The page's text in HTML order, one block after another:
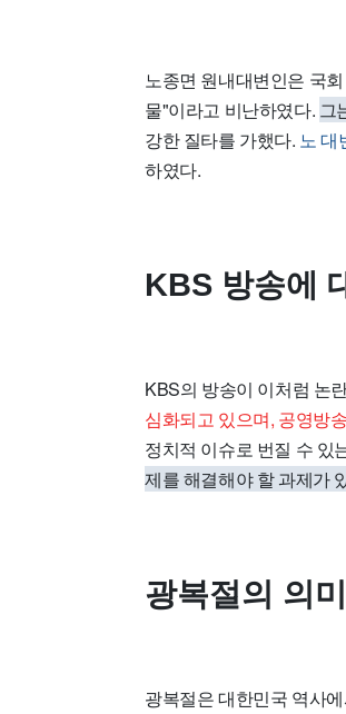
노종면 원내대변인은 국
물"이라고 비난하였다. 그
강한 질타를 가했다. 노 대
하였다.
KBS 방송에
KBS의 방송이 이처럼 논
심화되고 있으며, 공영방
정치적 이슈로 번질 수 있
제를 해결해야 할 과제가
광복절의 의
광복절은 대한민국 역사